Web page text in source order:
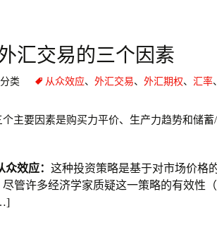
汇交易的三个因素
类 从众效应、 外汇交易、 外汇期权、 汇率、
主要因素是购买力平价、生产力趋势和储
效应： 这种投资策略是基于对市场价格
管许多经济学家质疑这一策略的有效性